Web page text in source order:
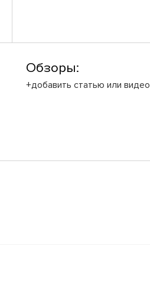
Обзоры:
+добавить статью или видео